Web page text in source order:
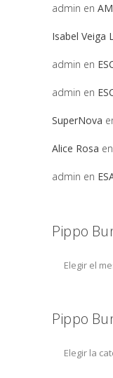
admin en
Isabel Veiga
admin en
admin en
SuperNova
Alice Rosa en
admin en
Pippo
Pippo